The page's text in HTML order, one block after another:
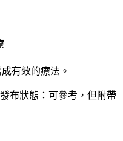
有效的療法。
布狀態：可參考，但附帶